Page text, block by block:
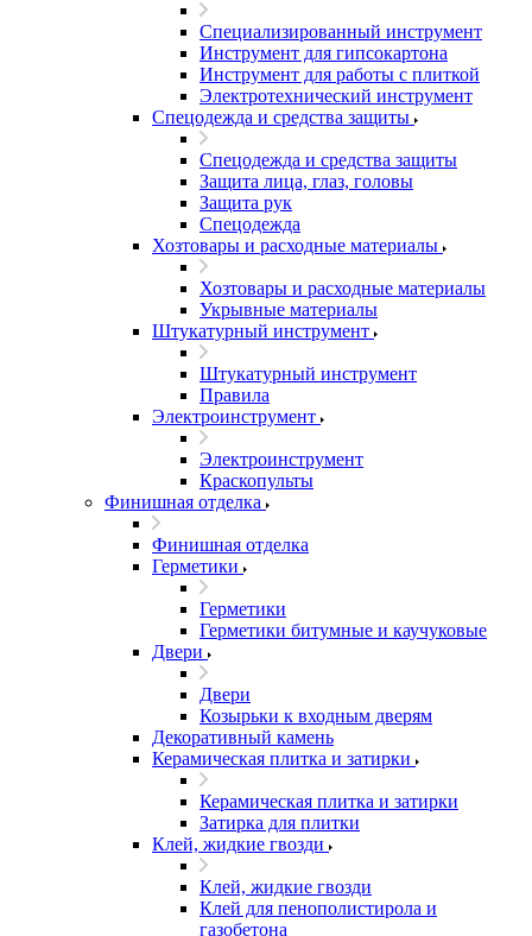
Специализированный инструмент
Инструмент для гипсокартона
Инструмент для работы с плиткой
Электротехнический инструмент
Спецодежда и средства защиты
Спецодежда и средства защиты
Защита лица, глаз, головы
Защита рук
Спецодежда
Хозтовары и расходные материалы
Хозтовары и расходные материалы
Укрывные материалы
Штукатурный инструмент
Штукатурный инструмент
Правила
Электроинструмент
Электроинструмент
Краскопульты
Финишная отделка
Финишная отделка
Герметики
Герметики
Герметики битумные и каучуковые
Двери
Двери
Козырьки к входным дверям
Декоративный камень
Керамическая плитка и затирки
Керамическая плитка и затирки
Затирка для плитки
Клей, жидкие гвозди
Клей, жидкие гвозди
Клей для пенополистирола и
газобетона